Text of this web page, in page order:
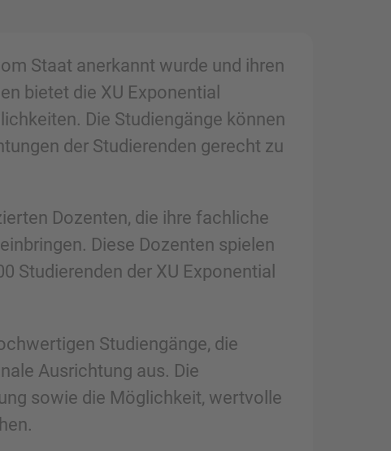
Staat anerkannt wurde und ihren
bietet die XU Exponential
Die Studiengänge können
der Studierenden gerecht zu
Dozenten, die ihre fachliche
Diese Dozenten spielen
Studierenden der XU Exponential
Studiengänge, die
Ausrichtung aus. Die
sowie die Möglichkeit, wertvolle